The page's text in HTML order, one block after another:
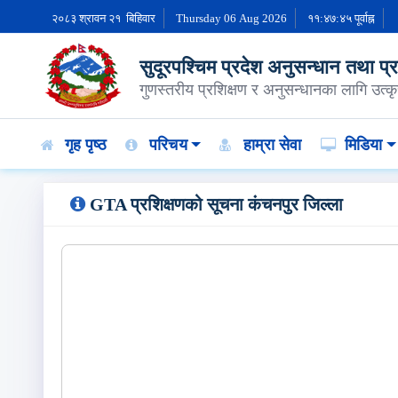
२०८३ श्रावन २१ बिहिवार Thursday 06 Aug 2026 ११:४७:४६ पूर्वाह्न
सुदूरपश्चिम प्रदेश अनुसन्धान तथा
गुणस्तरीय प्रशिक्षण र अनुसन्धानका लागि
गृह पृष्ठ परिचय हाम्रा सेवा मिडिया
GTA प्रशिक्षणको सूचना कंचनपुर जिल्‍ला